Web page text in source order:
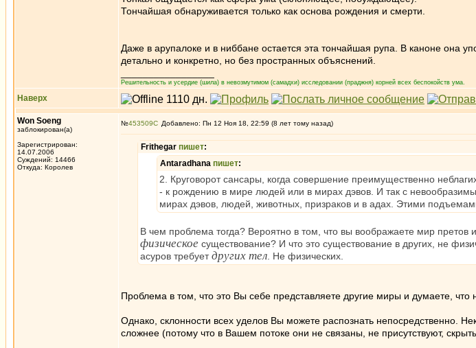
Тончайшая обнаруживается только как основа рождения и смерти.
Даже в арупалоке и в ниббане остается эта тончайшая рупа. В каноне она
детально и конкретно, но без пространных объяснений.
Решительность и усердие (шила) в невозмутимом (самадхи) исследовании (праджня) корней всех беспокойств ума.
Наверх
Won Soeng
заблокирован(а)
Зарегистрирован:
14.07.2006
Суждений: 14466
Откуда: Королев
№453509 Добавлено: Пн 12 Ноя 18, 22:59 (8 лет тому назад)
Frithegar пишет:
Antaradhana пишет:
2. Круговорот сансары, когда совершение преимущественно
- к рождению в мире людей или в мирах дэвов. И так с
мирах дэвов, людей, животных, призраков и в адах. Этими
В чем проблема тогда? Вероятно в том, что вы воображаете мир
физическое существование? И что это существование в других, не
асуров требуетдругих тел . Не физических.
Проблема в том, что это Вы себе представляете другие миры и думаете,
Однако, склонности всех уделов Вы можете распознать непосредственно.
сложнее (потому что в Вашем потоке они не связаны, не присутствуют,